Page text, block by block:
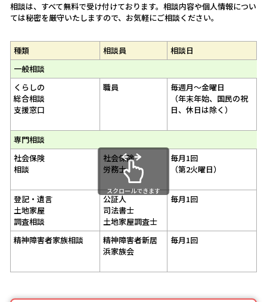
相談は、すべて無料で受け付けております。相談内容や個人情報につい
ては秘密を厳守いたしますので、お気軽にご相談ください。
種類 相談員 相談日
一般相談
くらしの
総合相談
支援窓口
職員
毎週月～金曜日
（年末年始、国民の祝
日、休日は除く）
専門相談
社会保険
相談
社会保険
労務士
毎月1回
（第2火曜日）
登記・遺言
土地家屋
調査相談
公証人
司法書士
土地家屋調査士
毎月1回
精神障害者家族相談
精神障害者新居
浜家族会
毎月1回
スクロールできます